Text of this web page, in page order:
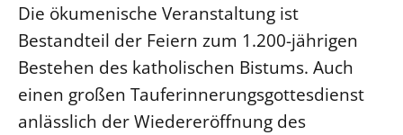
Die ökumenische Veranstaltung ist
Bestandteil der Feiern zum 1.200-jährigen
Bestehen des katholischen Bistums. Auch
einen großen Tauferinnerungsgottesdienst
anlässlich der Wiedereröffnung des
MITARBEIT
Ehrenamt
Beruf
Freie Stellen